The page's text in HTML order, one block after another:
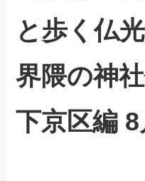
と歩く仏
界隈の神
下京区編 8